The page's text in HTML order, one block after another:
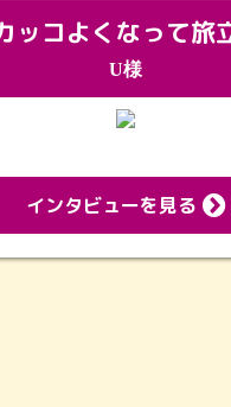
U様
インタビューを見る